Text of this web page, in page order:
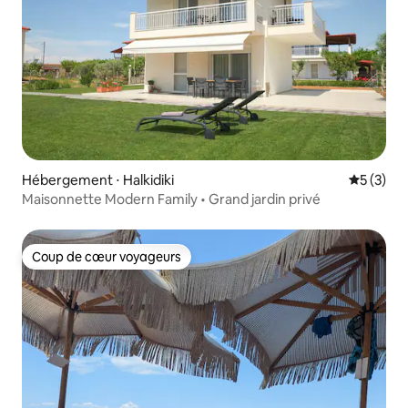
Hébergement ⋅ Halkidiki
5 (3)
Maisonnette Modern Family • Grand jardin privé
Coup de cœur voyageurs
Coup de cœur voyageurs